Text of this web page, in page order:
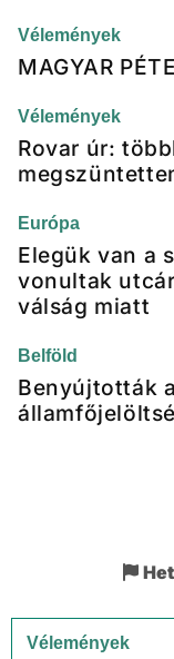
Vélemények
MAGYAR
Vélemények
Rovar úr:
Európa
Elegük van a
vonultak
válság miatt
Belföld
Benyújtották
Vélemények